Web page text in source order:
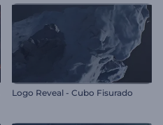
Logo Reveal - Cubo Fisurado